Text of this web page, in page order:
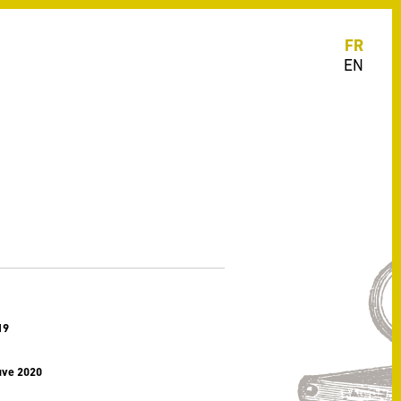
FR
EN
2020